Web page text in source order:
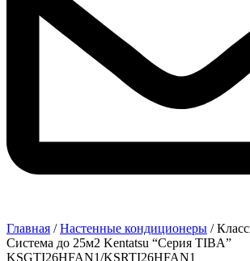
Главная /Настенные кондиционеры /
Система до 25м2 Kentatsu “Серия TIBA”
KSGTI26HFAN1/KSRTI26HFAN1